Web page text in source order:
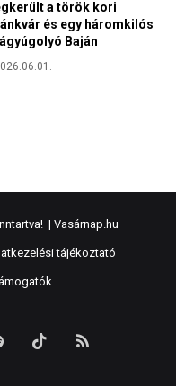
| Vasárnap.hu
tájékoztató
Spotify TikTok